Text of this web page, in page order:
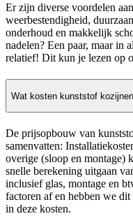
Er zijn diverse voordelen
weerbestendigheid,
onderhoud en makkelijk
nadelen? Een paar, maar in
relatief! Dit kun je lezen op
Wat kosten kunststof
De prijsopbouw van
samenvatten:
overige (sloop en montage)
snelle berekening uitgaan
inclusief glas, montage en
factoren af en hebben we
in deze kosten.